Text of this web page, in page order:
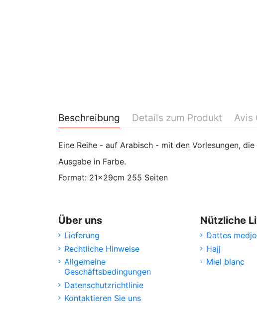
Beschreibung Details zum Produkt Avis
Eine Reihe - auf Arabisch - mit den Vorlesungen,
Ausgabe in Farbe.
Format: 21x29cm 255 Seiten
Über uns
Lieferung
Rechtliche Hinweise
Allgemeine
Geschäftsbedingungen
Datenschutzrichtlinie
Kontaktieren Sie uns
Nützliche
Dattes
Hajj
Miel blanc